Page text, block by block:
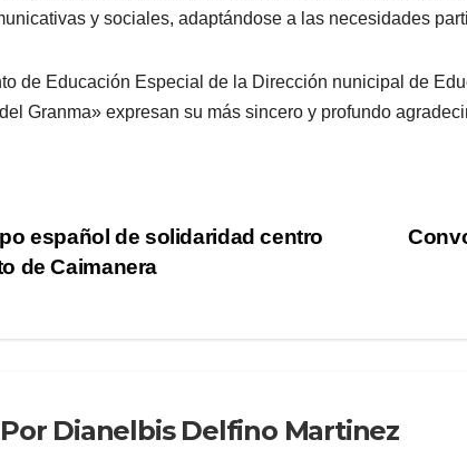
y sociales, adaptándose a las necesidades
de Educación Especial de la Dirección nunicipal de
Granma» expresan su más sincero y profundo
español de solidaridad centro
de Caimanera
Por Dianelbis Delfino Martinez